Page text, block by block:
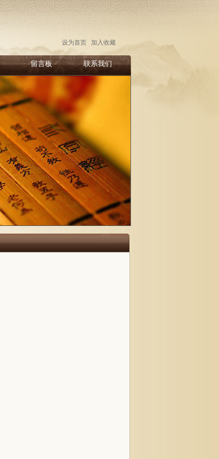
设为首页 加入收藏
留言板 联系我们